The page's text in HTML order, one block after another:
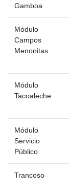
Gamboa
Módulo
Campos
Menonitas
Módulo
Tacoaleche
Módulo
Servicio
Público
Trancoso